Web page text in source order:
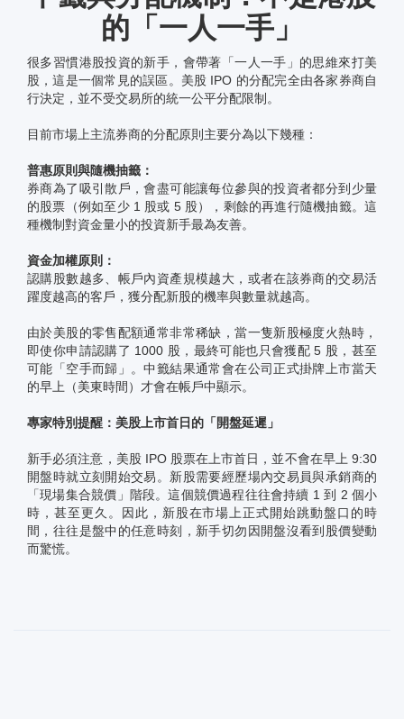
的「一人一手」
很多習慣港股投資的新手，會帶著「一人一手」的思維來打美
股，這是一個常見的誤區。美股 IPO 的分配完全由各家券商自
行決定，並不受交易所的統一公平分配限制。
目前市場上主流券商的分配原則主要分為以下幾種：
普惠原則與隨機抽籤：
券商為了吸引散戶，會盡可能讓每位參與的投資者都分到少量
的股票（例如至少 1 股或 5 股），剩餘的再進行隨機抽籤。這
種機制對資金量小的投資新手最為友善。
資金加權原則：
認購股數越多、帳戶內資產規模越大，或者在該券商的交易活
躍度越高的客戶，獲分配新股的機率與數量就越高。
由於美股的零售配額通常非常稀缺，當一隻新股極度火熱時，
即使你申請認購了 1000 股，最終可能也只會獲配 5 股，甚至
可能「空手而歸」。中籤結果通常會在公司正式掛牌上市當天
的早上（美東時間）才會在帳戶中顯示。
專家特別提醒：美股上市首日的「開盤延遲」
新手必須注意，美股 IPO 股票在上市首日，並不會在早上 9:30
開盤時就立刻開始交易。新股需要經歷場內交易員與承銷商的
「現場集合競價」階段。這個競價過程往往會持續 1 到 2 個小
時，甚至更久。因此，新股在市場上正式開始跳動盤口的時
間，往往是盤中的任意時刻，新手切勿因開盤沒看到股價變動
而驚慌。